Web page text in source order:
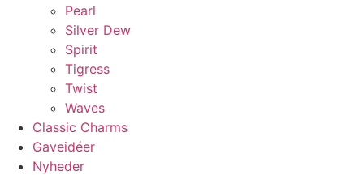
Pearl
Silver Dew
Spirit
Tigress
Twist
Waves
Classic Charms
Gaveidéer
Nyheder